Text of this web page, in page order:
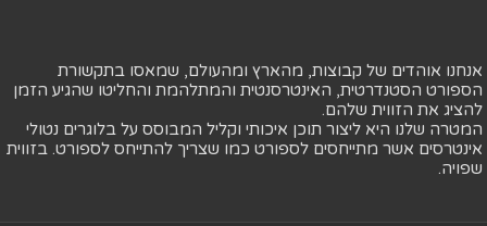
אנחנו אוהדים של קבוצות, מהארץ ומהעולם, שמאסו בתקשורת
הספורט הסטנדרטית, האינטרסנטית והמתלהמת והחליטו שהגיע הזמן
להציג את הזווית שלהם.
המטרה שלנו היא ליצור תוכן איכותי וקליל המבוסס על בלוגרים נטולי
אינטרסים אשר מתייחסים לספורט כמו שצריך להתייחס לספורט. בזווית
שפויה.